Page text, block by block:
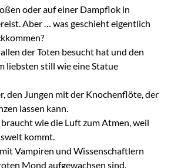
oder auf einer Dampflok in
Aber … was geschieht eigentlich
der Toten besucht hat und den
liebsten still wie eine Statue
den Jungen mit der Knochenflöte, der
lassen kann.
braucht wie die Luft zum Atmen, weil
kommt.
Vampiren und Wissenschaftlern
Mond aufgewachsen sind.